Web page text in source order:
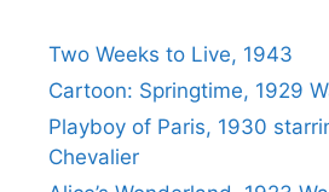
Two Weeks to Live, 1943
Cartoon: Springtime, 1929
Playboy of Paris, 1930
Chevalier